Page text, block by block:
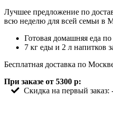
Лучшее предложение по
всю неделю для всей семьи в
Готовая домашняя еда
7 кг еды и 2 л напитков
Бесплатная доставка по
При заказе от 5300 р:
Скидка на первый заказ: